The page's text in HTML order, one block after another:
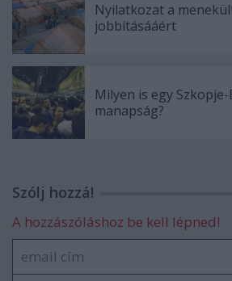
Nyilatkozat a
jobbításááért
Milyen is egy
manapság?
Szólj hozzá!
A hozzászóláshoz be kell lépned!